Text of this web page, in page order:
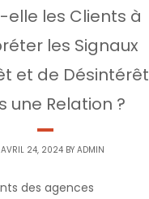
les Clients à
les Signaux
et de Désintérêt
une Relation ?
24, 2024 BY ADMIN
des agences